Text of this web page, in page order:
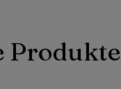
Produkte